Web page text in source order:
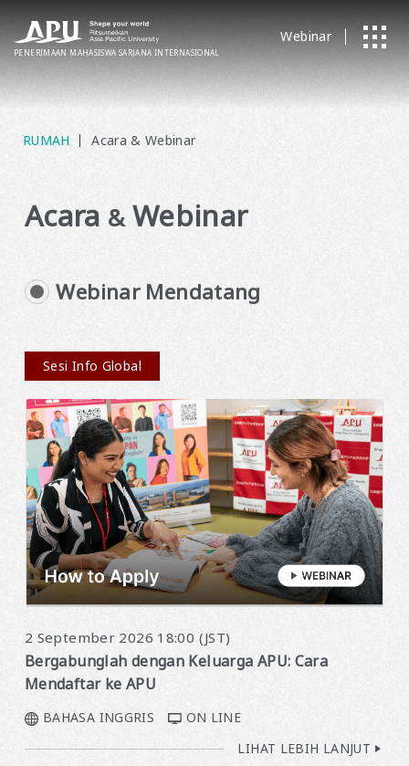
PENERIMAAN MAHASISWA SARJANA INTERNASIONAL
Webinar
RUMAH Acara & Webinar
Acara &Webinar
Webinar Mendatang
Sesi Info Global
2 September 2026 18:00 (JST)
Bergabunglah dengan Keluarga APU: Cara
Mendaftar ke APU
BAHASA INGGRIS
ON LINE
LIHAT LEBIH LANJUT